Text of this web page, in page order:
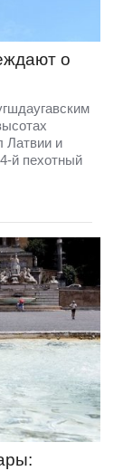
о
Латвии и
й пехотный